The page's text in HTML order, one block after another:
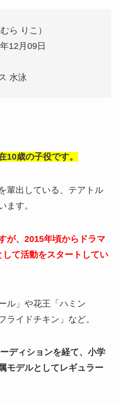
ら りこ）
12月09日
水泳
10歳の子役です。
輩出している、テアトル
ます。
が、2015年頃からドラマ
て活動をスタートしてい
ル」や花王「ハミン
ライドチキン」など。
ディションを経て、小学
モデルとしてレギュラー